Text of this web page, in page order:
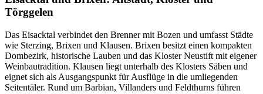
Törggelen
Das Eisacktal verbindet den Brenner mit Bozen und umfasst Städte
wie Sterzing, Brixen und Klausen. Brixen besitzt einen kompakten
Dombezirk, historische Lauben und das Kloster Neustift mit eigener
Weinbautradition. Klausen liegt unterhalb des Klosters Säben und
eignet sich als Ausgangspunkt für Ausflüge in die umliegenden
Seitentäler. Rund um Barbian, Villanders und Feldthurns führen